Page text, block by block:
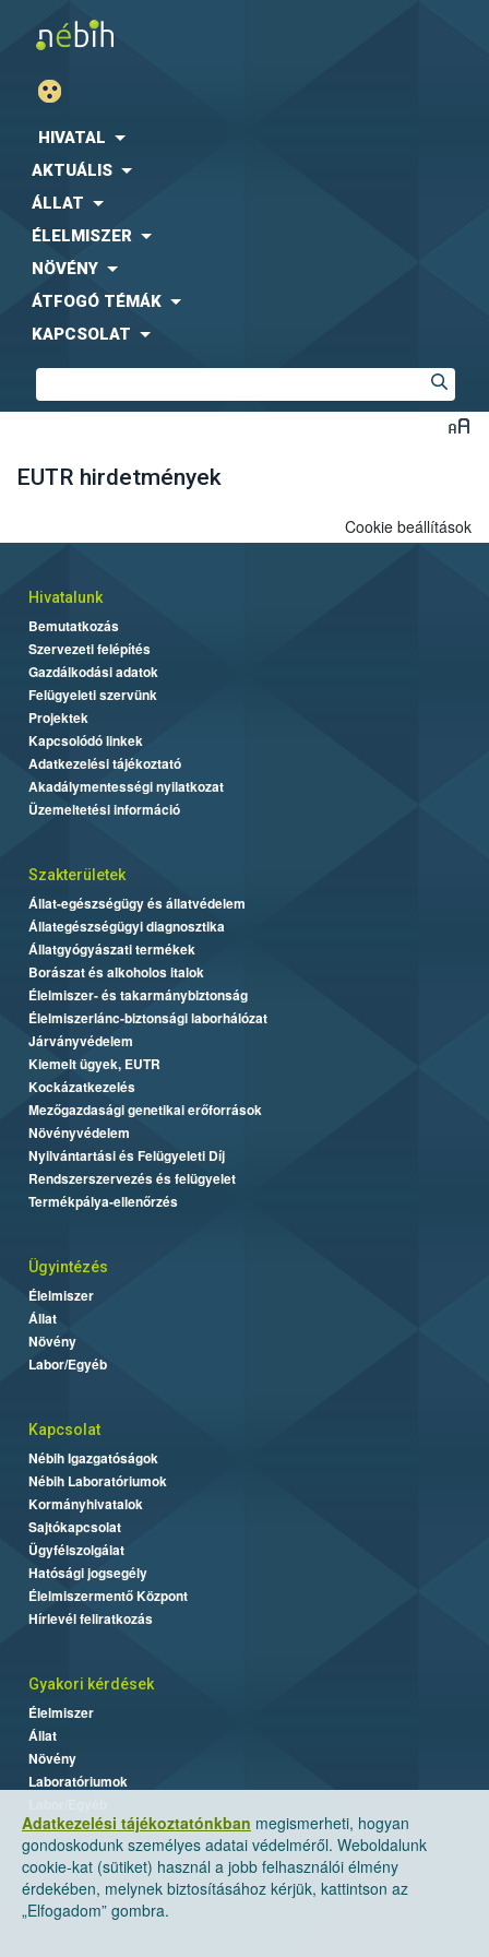
HIVATAL
AKTUÁLIS
ÁLLAT
ÉLELMISZER
NÖVÉNY
ÁTFOGÓ TÉMÁK
KAPCSOLAT
EUTR hirdetmények
Adatkezelési tájékoztatónkban megismerheti, hogyan
gondoskodunk személyes adatai védelméről. Weboldalunk
cookie-kat (sütiket) használ a jobb felhasználói élmény
érdekében, melynek biztosításához kérjük, kattintson az
„Elfogadom” gombra.
Cookie beállítások
Hivatalunk
Bemutatkozás
Szervezeti felépítés
Gazdálkodási adatok
Felügyeleti szervünk
Projektek
Kapcsolódó linkek
Adatkezelési tájékoztató
Akadálymentességi nyilatkozat
Üzemeltetési információ
Szakterületek
Állat-egészségügy és állatvédelem
Állategészségügyi diagnosztika
Állatgyógyászati termékek
Borászat és alkoholos italok
Élelmiszer- és takarmánybiztonság
Élelmiszerlánc-biztonsági laborhálózat
Járványvédelem
Kiemelt ügyek, EUTR
Kockázatkezelés
Mezőgazdasági genetikai erőforrások
Növényvédelem
Nyilvántartási és Felügyeleti Díj
Rendszerszervezés és felügyelet
Termékpálya-ellenőrzés
Ügyintézés
Élelmiszer
Állat
Növény
Labor/Egyéb
Kapcsolat
Nébih Igazgatóságok
Nébih Laboratóriumok
Kormányhivatalok
Sajtókapcsolat
Ügyfélszolgálat
Hatósági jogsegély
Élelmiszermentő Központ
Hírlevél feliratkozás
Gyakori kérdések
Élelmiszer
Állat
Növény
Laboratóriumok